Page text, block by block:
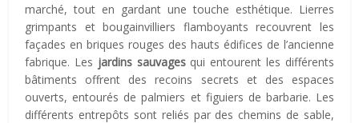
marché, tout en gardant une touche esthétique. Lierres
grimpants et bougainvilliers flamboyants recouvrent les
façades en briques rouges des hauts édifices de l’ancienne
fabrique. Les jardins sauvagesqui entourent les différents
bâtiments offrent des recoins secrets et des espaces
ouverts, entourés de palmiers et figuiers de barbarie. Les
différents entrepôts sont reliés par des chemins de sable,